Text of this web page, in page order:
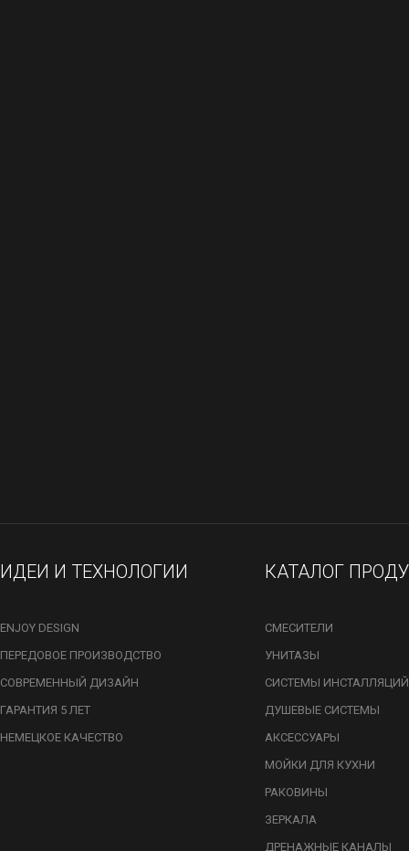
ИДЕИ И ТЕХНОЛОГИИ
ENJOY DESIGN
ПЕРЕДОВОЕ ПРОИЗВОДСТВО
СОВРЕМЕННЫЙ ДИЗАЙН
ГАРАНТИЯ 5 ЛЕТ
НЕМЕЦКОЕ КАЧЕСТВО
КАТАЛОГ
СМЕСИТЕЛИ
УНИТАЗЫ
СИСТЕМЫ ИНСТАЛЛЯЦИЙ
ДУШЕВЫЕ СИСТЕМЫ
АКСЕССУАРЫ
МОЙКИ ДЛЯ КУХНИ
РАКОВИНЫ
ЗЕРКАЛА
ДРЕНАЖНЫЕ КАНАЛЫ